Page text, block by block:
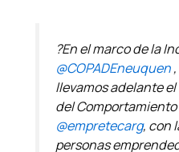
?️En el marco de la
@COPADEneuquen
llevamos adelante
del
@empretecarg, con
personas